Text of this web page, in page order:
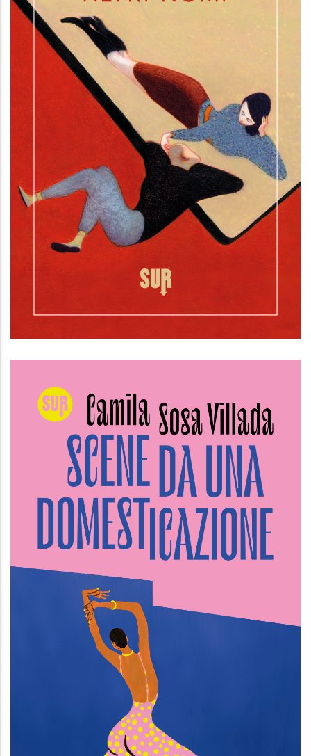
Domani avremo altri nomi